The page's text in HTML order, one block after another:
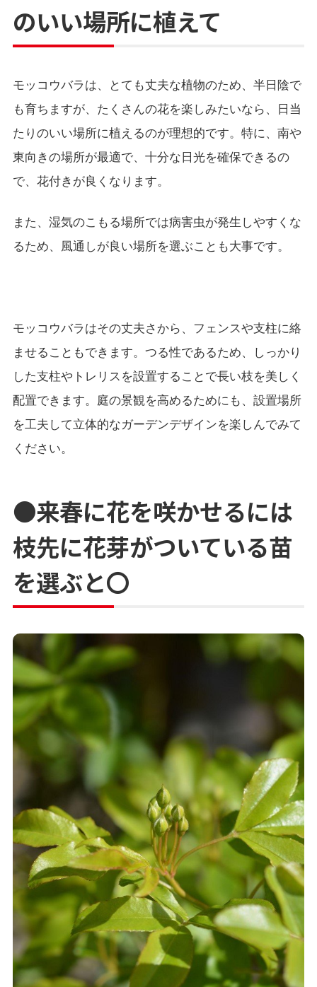
のいい場所に植えて
モッコウバラは、とても丈夫な植物のため、半日陰で
も育ちますが、たくさんの花を楽しみたいなら、日当
たりのいい場所に植えるのが理想的です。特に、南や
東向きの場所が最適で、十分な日光を確保できるの
で、花付きが良くなります。
また、湿気のこもる場所では病害虫が発生しやすくな
るため、風通しが良い場所を選ぶことも大事です。
モッコウバラはその丈夫さから、フェンスや支柱に絡
ませることもできます。つる性であるため、しっかり
した支柱やトレリスを設置することで長い枝を美しく
配置できます。庭の景観を高めるためにも、設置場所
を工夫して立体的なガーデンデザインを楽しんでみて
ください。
●来春に花を咲かせるには
枝先に花芽がついている苗
を選ぶと〇